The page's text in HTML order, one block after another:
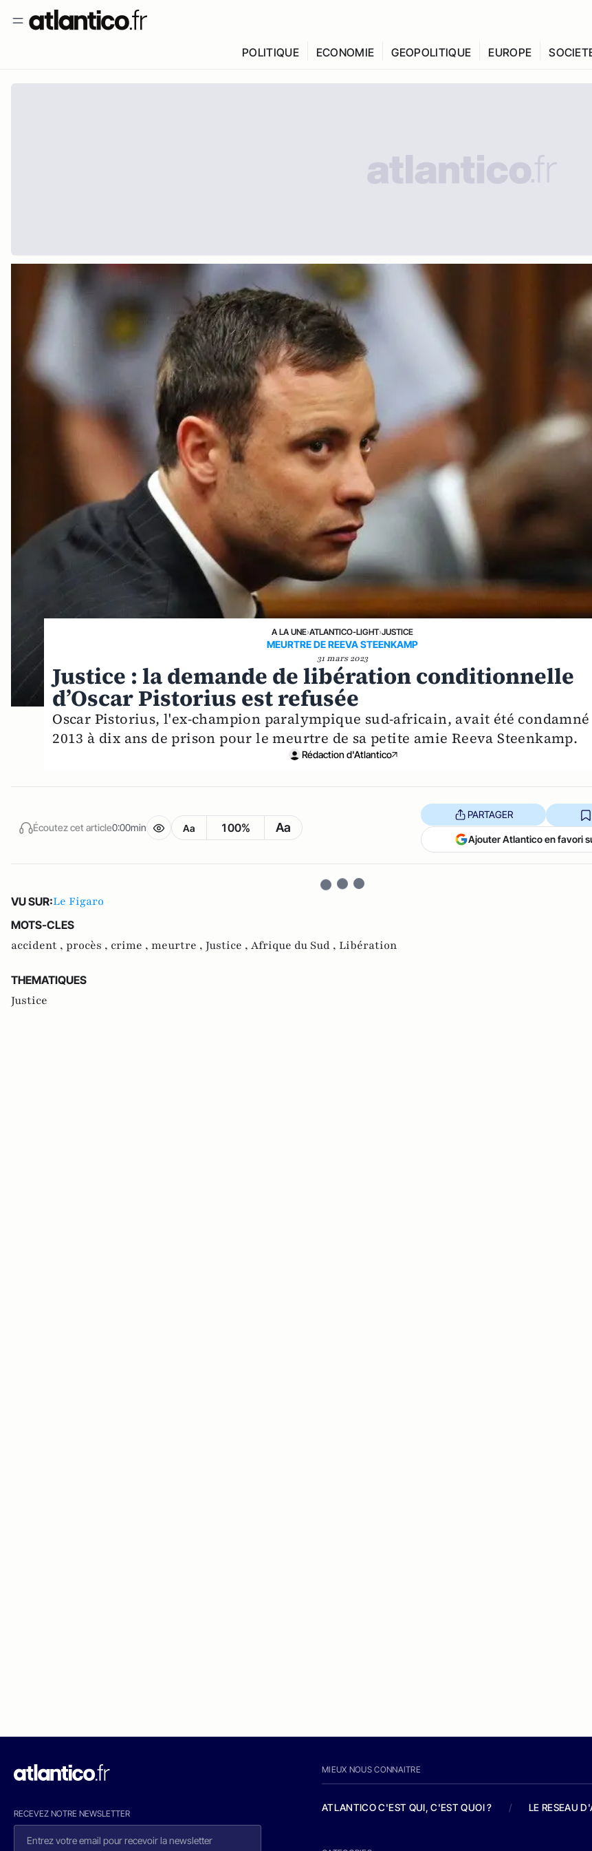
POLITIQUE ECONOMIE GEOPOLITIQUE EUROPE
A LA UNE›ATLANTICO-LIGHT›JUSTICE
MEURTRE DE REEVA STEENKAMP
31 mars 2023
Justice : la demande de libération conditionnelle
d’Oscar Pistorius est refusée
Oscar Pistorius, l'ex-champion paralympique sud-africain, avait été condamné
2013 à dix ans de prison pour le meurtre de sa petite amie Reeva Steenkamp.
Rédaction d'Atlantico
Écoutez cet article0:00min Aa 100% Aa
PARTAGER
Ajouter Atlantico en favori
VU SUR:Le Figaro
MOTS-CLES
accident , procès , crime , meurtre , Justice , Afrique du Sud , Libération
THEMATIQUES
Justice
RECEVEZ NOTRE NEWSLETTER
MIEUX NOUS CONNAITRE
ATLANTICO C'EST QUI, C'EST QUOI ? / LE RESEAU